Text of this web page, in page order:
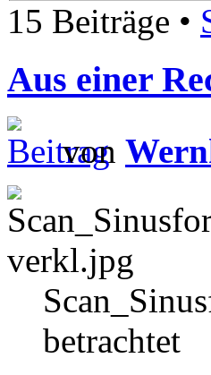
15 Beiträge •
Aus einer
von
betrachtet